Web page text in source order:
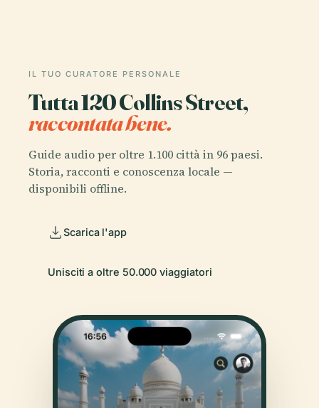
IL TUO CURATORE PERSONALE
Tutta 120 Collins Street,
raccontata bene.
Guide audio per oltre 1.100 città in 96 paesi.
Storia, racconti e conoscenza locale —
disponibili offline.
Scarica l'app
Unisciti a oltre 50.000 viaggiatori